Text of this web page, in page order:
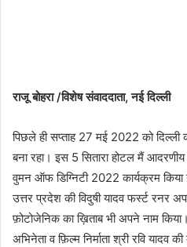
राजू बोहरा /विशेष संवाददाता, नई दिल्ली
पिछले ही सप्ताह 27 मई 2022 को दिल्ली
बना रहा। इस 5 सितारा होटल मैं आदरणीय
वुमन ऑफ डिग्निटी 2022 कार्यक्रम किया
उत्तर प्रदेश की विदुषी यादव फर्स्ट रनर
फ़ोटोजेनिक का ख़िताब भी अपने नाम
अभिनेता व फ़िल्म निर्माता श्री रवि यादव